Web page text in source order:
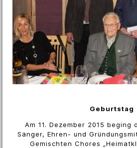
Geburtstag
Am 11. Dezember 2015
Sänger, Ehren- und
Gemischten Chores